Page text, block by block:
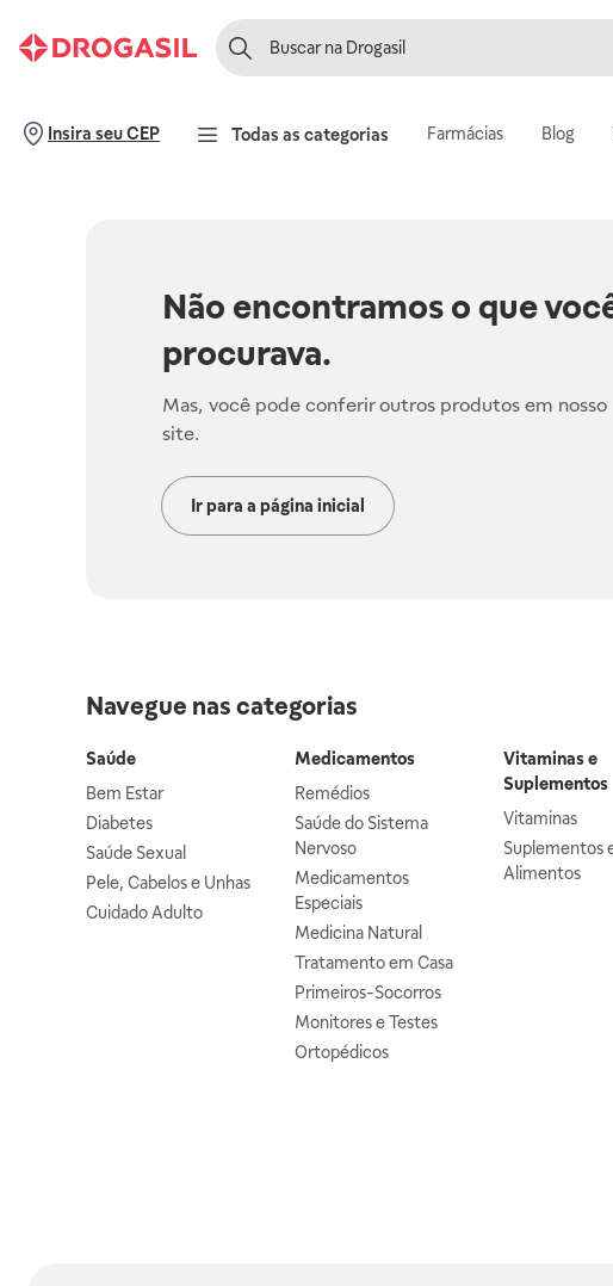
Insira seu CEP Todas as categorias Farmácias Blog
Não encontramos o que
procurava.
Mas, você pode conferir outros produtos em nosso
site.
Ir para a página inicial
Navegue nas categorias
Saúde
Bem Estar
Diabetes
Saúde Sexual
Pele, Cabelos e Unhas
Cuidado Adulto
Medicamentos
Remédios
Saúde do Sistema
Nervoso
Medicamentos
Especiais
Medicina Natural
Tratamento em Casa
Primeiros-Socorros
Monitores e Testes
Ortopédicos
Vitaminas e
Suplementos
Vitaminas
Suplementos
Alimentos